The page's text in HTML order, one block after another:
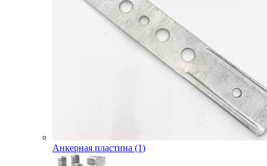
Анкерная пластина (1)